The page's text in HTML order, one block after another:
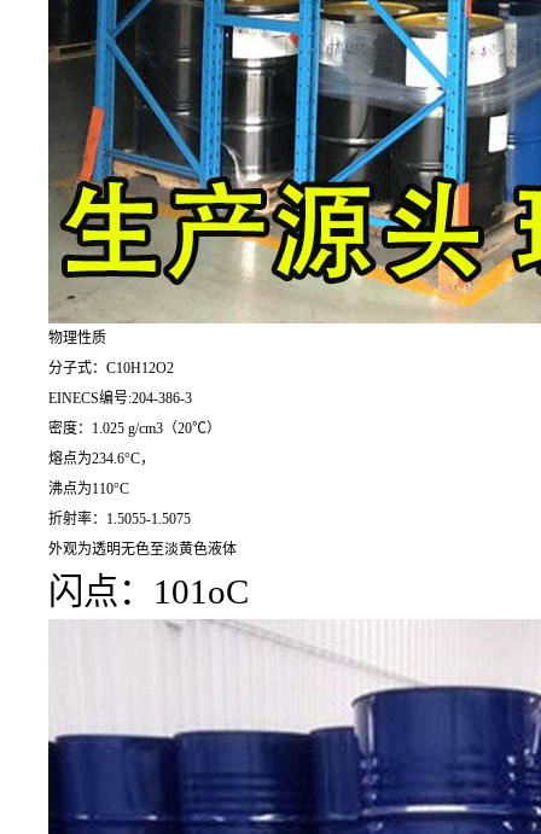
物理性质
分子式：C10H12O2
EINECS编号:204-386-3
密度：1.025 g/cm3（20℃）
熔点为234.6°C，
沸点为110°C
折射率：1.5055-1.5075
外观为透明无色至淡黄色液体
闪点：101oC